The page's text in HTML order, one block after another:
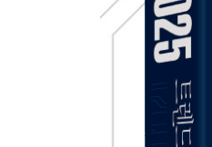
［팁］ 복잡한 작
4장 나만의 맞춤
GPT 스토어에서
다른 사람이 만든